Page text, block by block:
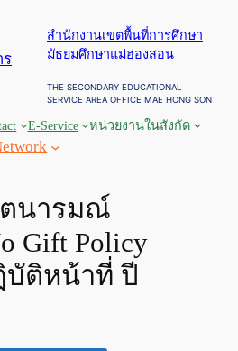
สำนักงานเขตพื้นที่การศึกษา
มัธยมศึกษาแม่ฮ่องสอน
THE SECONDARY EDUCATIONAL
SERVICE AREA OFFICE MAE HONG SON
E-Service
หน่วยงานในสังกัด
ตนารมณ์
Gift Policy
บัติหน้าที่ ปี